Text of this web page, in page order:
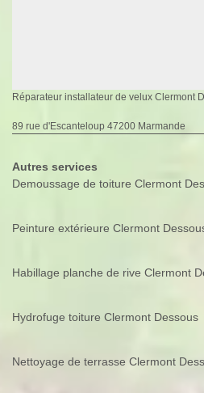
Réparateur installateur de velux Clermont
89 rue d'Escanteloup 47200 Marmande
Autres services
Demoussage de toiture Clermont
Peinture extérieure Clermont
Habillage planche de rive Clermont
Hydrofuge toiture Clermont Dessous
Nettoyage de terrasse Clermont